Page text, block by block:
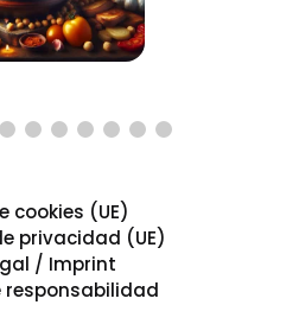
cookies (UE)
privacidad (UE)
/ Imprint
responsabilidad